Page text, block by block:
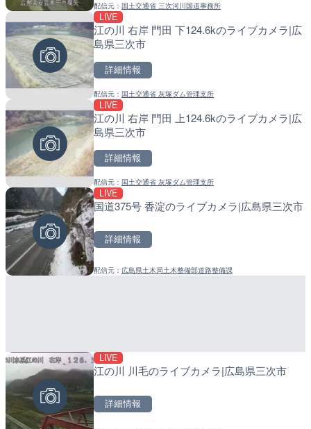
配信元：国土交通省 三次河川国道事務所
LIVE
江の川 右岸 門田 下124.6kのライブカメラ|広
島県三次市
詳細情報
配信元：国土交通省 灰塚ダム管理支所
LIVE
江の川 右岸 門田 上124.6kのライブカメラ|広
島県三次市
詳細情報
配信元：国土交通省 灰塚ダム管理支所
LIVE
国道375号 香淀のライブカメラ|広島県三次市
詳細情報
配信元： 広島県土木局土木整備部道路整備課
LIVE
江の川 川毛のライブカメラ|広島県三次市
詳細情報
配信元：株式会社ティーファイブプロジ
羽田空港第2旅客ターミナ
配信元：日本テレビ
Impaxビル付近から歌舞伎
配信元：歌舞伎町ゴジラ前ライブ
ぎふ長良川花火大会のラ
配信元：Japan Explorers
国道406号 菅平のライブ
配信元：日高町役場
比井川水門付近から比井
配信元：日高町役場
小浦川水門付近から小浦
配信元：日高町役場
産湯川水門付近のライブ
配信元：日高町役場
導目木川 花立砂防堰堤下